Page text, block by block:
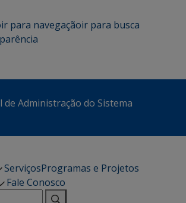
ir para navegaçãoir para busca
de Administração do Sistema
ServiçosProgramas e Projetos
Fale Conosco